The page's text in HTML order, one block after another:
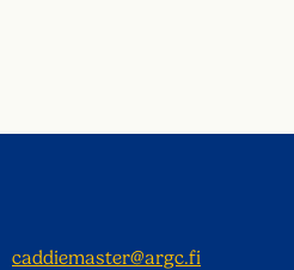
caddiemaster@argc.fi